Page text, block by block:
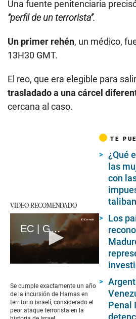
Una fuente penitenciaria
“perfil de un terrorista”.
Un primer rehén, un médico,
13H30 GMT.
El reo, que era elegible para
trasladado a una cárcel
cercana al caso.
VIDEO RECOMENDADO
EC | Guerra en Gaza: A un año del ataque mortal de Hamás en Israel (loop)
of
17
seconds
Se cumple exactamente un año
de la incursión de Hamas en
territorio israelí, considerado el
peor ataque terrorista en la
TE
¿Qué
las
con
Los
Penal